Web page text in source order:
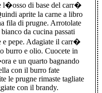
l�osso di base del carr�
aprite la carne a libro
fila di prugne. Arrotolate
da cucina passati
e pepe. Adagiate il carr�
burro e olio. Cuocete in
e un quarto bagnando
con il burro fate
le prugne rimaste tagliate
con il brandy.